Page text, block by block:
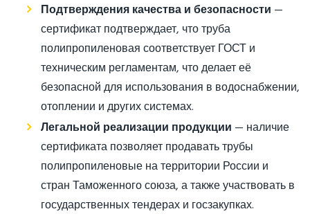
Подтверждения качества и безопасности —
сертификат подтверждает, что труба
полипропиленовая соответствует ГОСТ и
техническим регламентам, что делает её
безопасной для использования в водоснабжении,
отоплении и других системах.
Легальной реализации продукции — наличие
сертификата позволяет продавать трубы
полипропиленовые на территории России и
стран Таможенного союза, а также участвовать в
государственных тендерах и госзакупках.